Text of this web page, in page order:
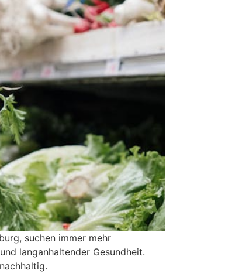
suchen immer mehr
langanhaltender Gesundheit.